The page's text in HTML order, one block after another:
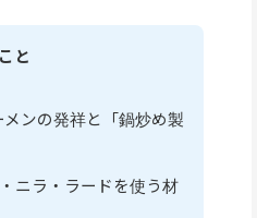
と
メンの発祥と「鍋炒め製
ニラ・ラードを使う材